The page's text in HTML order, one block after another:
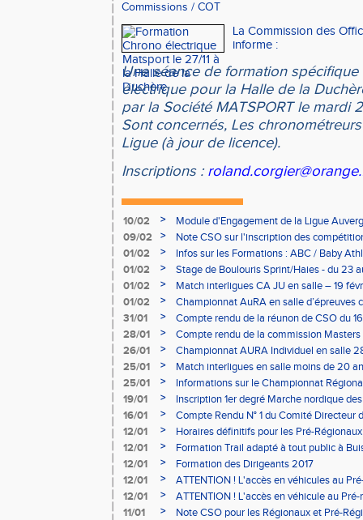
Commissions / COT
La Commission des
informe :
Une séance de formation
électrique pour la Halle de la
par la Société MATSPORT le mardi
Sont concernés, Les
Ligue (à jour de licence).
Inscriptions :
10/02 >
Module d'Engagement de la Ligue
09/02
>
Note CSO sur l'inscription des
01/02
>
Infos sur les Formations : ABC / Baby
01/02
>
Stage de Boulouris Sprint/Haies - du 23
01/02
>
Match interligues CA JU en salle – 19
01/02
>
Championnat AuRA en salle d’épreuves
- le 12 février
31/01 >
Compte rendu de la réunon de CSO du
28/01
>
Compte rendu de la commission
à Bourgoin
26/01 >
Championnat AURA Individuel en salle
25/01
>
Match interligues en salle moins de 20
25/01
>
Informations sur le Championnat
05/02
19/01 >
Inscription 1er degré Marche nordique
03/02 (sous condition)
16/01 >
Compte Rendu N° 1 du Comité Directeur
12/01
>
Horaires définitifs pour les Pré-
Aubière
12/01 >
Formation Trail adapté à tout public à
12/01
>
Formation des Dirigeants 2017
12/01
>
ATTENTION ! L'accès en véhicules au
Bains sera réglementé
12/01 >
ATTENTION ! L'accès en véhicule au
Bains sera réglementé
11/01 >
Note CSO pour les Régionaux et Pré-